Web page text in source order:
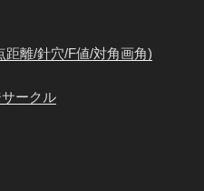
距離/針穴/F値/対角画角)
ークル